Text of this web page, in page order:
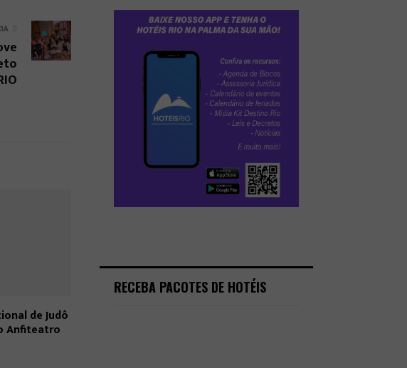
de Judô
Anfiteatro
RECEBA PACOTES DE HOTÉIS